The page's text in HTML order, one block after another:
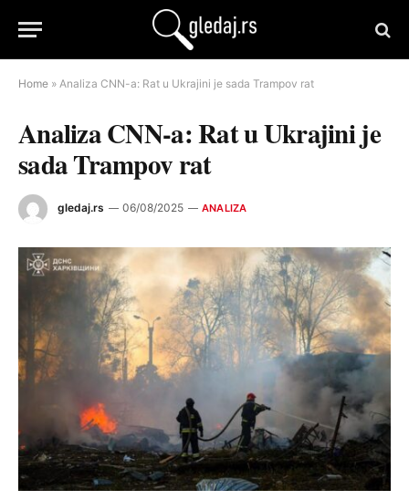
Home » Analiza CNN-a: Rat u Ukrajini je sada Trampov rat
Analiza CNN-a: Rat u Ukrajini je
sada Trampov rat
gledaj.rs 06/08/2025 ANALIZA